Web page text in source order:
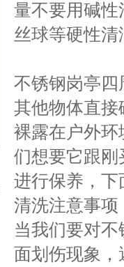
量不要用碱
丝球等硬性清
不锈钢岗亭
其他物体直
裸露在户外
们想要它跟
进行保养，
清洗注意事
当我们要对
面划伤现象